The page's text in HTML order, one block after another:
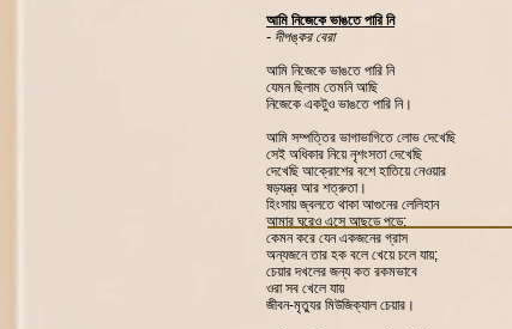
আমি নিজেকে ভাঙতে পারি নি
- দীপঙ্কর বেরা
আমি নিজেকে ভাঙতে পারি নি
যেমন ছিলাম তেমনি আছি
নিজেকে একটুও ভাঙতে পারি নি।
আমি সম্পত্তির ভাগাভাগিতে লোভ দেখেছি
সেই অধিকার নিয়ে নৃশংসতা দেখেছি
দেখেছি আক্রোশের বশে হাতিয়ে নেওয়ার
ষড়যন্ত্র আর শত্রুতা।
হিংসায় জ্বলতে থাকা আগুনের লেলিহান
আমার ঘরেও এসে আছড়ে পড়ে;
কেমন করে যেন একজনের গ্রাস
অন্যজনে তার হক বলে খেয়ে চলে যায়;
চেয়ার দখলের জন্য কত রকমভাবে
ওরা সব খেলে যায়
জীবন-মৃত্যুর মিউজিক্যাল চেয়ার।